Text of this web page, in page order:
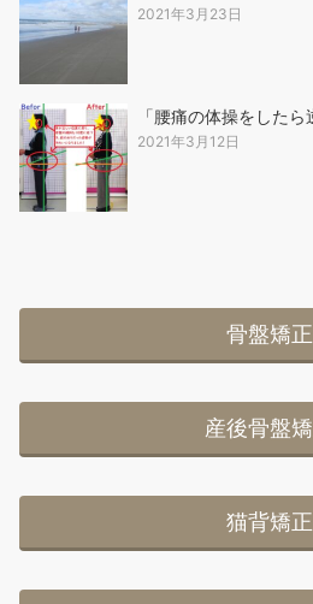
2021年3月23日
「腰痛の体操をしたら
2021年3月12日
骨盤矯正
産後骨盤
猫背矯正